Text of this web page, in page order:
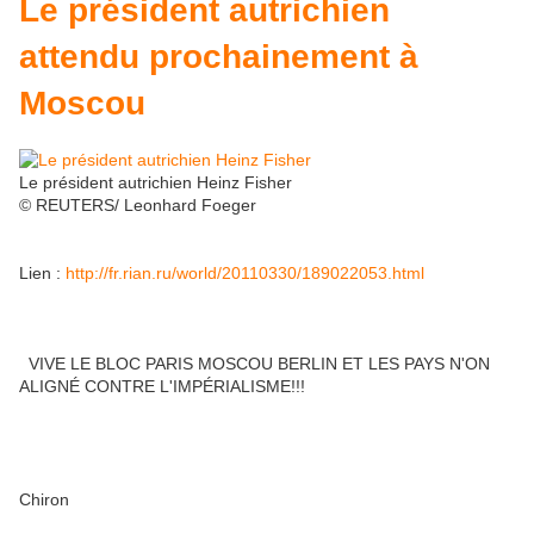
Le président autrichien
attendu prochainement à
Moscou
Le président autrichien Heinz Fisher
© REUTERS/ Leonhard Foeger
Lien : http://fr.rian.ru/world/20110330/189022053.html
VIVE LE BLOC PARIS MOSCOU BERLIN ET LES PAYS N'ON
ALIGNÉ CONTRE L'IMPÉRIALISME!!!
Chiron